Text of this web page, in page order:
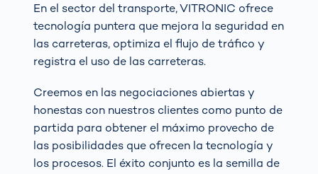
En el sector del transporte, VITRONIC ofrece
tecnología puntera que mejora la seguridad en
las carreteras, optimiza el flujo de tráfico y
registra el uso de las carreteras.
Creemos en las negociaciones abiertas y
honestas con nuestros clientes como punto de
partida para obtener el máximo provecho de
las posibilidades que ofrecen la tecnología y
los procesos. El éxito conjunto es la semilla de